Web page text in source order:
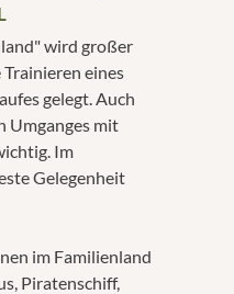
wird großer
eines
gelegt. Auch
Umganges mit
Im
Gelegenheit
im Familienland
Piratenschiff,